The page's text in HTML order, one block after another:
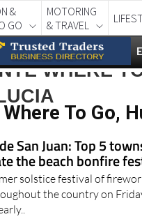
&
GO
MOTORING
& TRAVEL
WHERE
To Go,
San Juan: Top 5
the beach bonfire
solstice festival of
the country on